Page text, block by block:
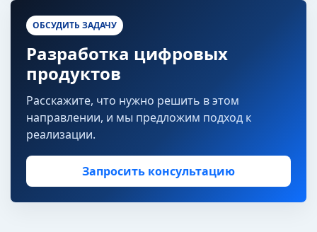
ОБСУДИТЬ ЗАДАЧУ
Разработка цифровых
продуктов
Расскажите, что нужно решить в этом
направлении, и мы предложим подход к
реализации.
Запросить консультацию